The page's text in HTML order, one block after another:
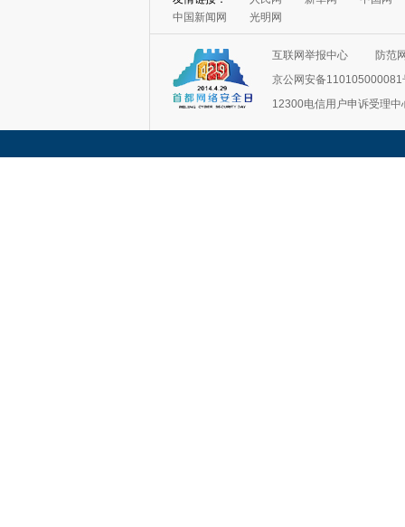
中国新闻网
光明网
互联网举报中心
防范
京公网安备110105000081
12300电信用户申诉受理中